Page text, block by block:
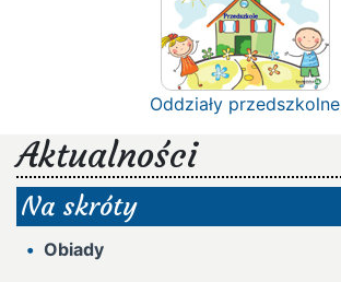
Oddziały przedszkolne
Aktualności
Na skróty
Obiady